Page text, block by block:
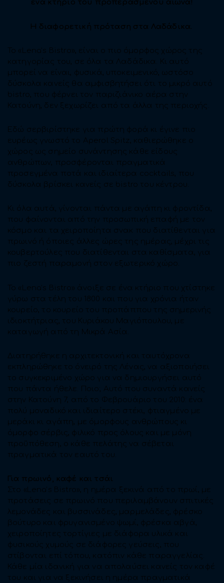
ένα κτήριο του προπερασμένου αιώνα!
Η διαφορετική πρόταση στα Λαδάδικα.
Το «Lena’s Bistro», είναι o πιο όμορφος χώρος της
κατηγορίας του, σε όλα τα Λαδάδικα. Κι αυτό
μπορεί να είναι, φυσικά, υποκειμενικό, ωστόσο
δύσκολα κανείς θα αμφισβητήσει ότι το μικρό αυτό
bistro, που φέρνει τον παριζιάνικο αέρα στην
Κατούνη, δεν ξεχωρίζει από τα άλλα της περιοχής.
Εδώ σερβιρίστηκε για πρώτη φορά κι έγινε πιο
ευρέως γνωστό το Aperol Spitz, καθιερώθηκε ο
χώρος ως σημείο συνάντησης κάθε είδους
ανθρώπων, προσφέρονται πραγματικά
προσεγμένα ποτά και ιδιαίτερα cocktails, που
δύσκολα βρίσκει κανείς σε bistro του κέντρου.
Kι όλα αυτά, γίνονται πάντα με αγάπη κι φροντίδα,
που φαίνονται από την προσωπική επαφή με τον
κόσμο και τα χειροποίητα σνακ που διατίθενται για
πρωινό ή όποιες άλλες ώρες της ημέρας, μέχρι τις
κουβερτούλες που διατίθενται στα καθίσματα, για
πιο ζεστή παραμονή στον εξωτερικό χώρο.
Το «Lena’s Bistro» άνοιξε σε ένα κτήριο που χτίστηκε
γύρω στα τέλη του 1800 και που για χρόνια ήταν
κουρείο, το κουρείο του προπάππου της σημερινής
ιδιοκτήτριας, του Κυριάκου Μαγιόπουλου, με
καταγωγή από τη Μικρά Ασία.
Διατηρήθηκε η αρχιτεκτονική και ταυτόχρονα
εκπληρώθηκε το όνειρό της Λένας, να αξιοποιήσει
το συγκεκριμένο χώρο για να δημιουργήσει αυτό
που πάντα ήθελε. Ποιο; Αυτό που συναντά κανείς
στην Κατούνη 7, από το Φεβρουάριο του 2010: ένα
πολύ μοναδικό και ιδιαίτερο στέκι, φτιαγμένο με
μεράκι κι αγάπη, με όμορφους ανθρώπους κι
όμορφο σέρβις, φιλικό προς όλους και με μόνη
προϋπόθεση, ο κάθε πελάτης να σέβεται
πραγματικά τον εαυτό του.
Για πρωινό, καφέ και τσάι
Στο «Lena’s Bistro», η ημέρα ξεκινά από το πρωί, με
προτάσεις σε πρωινό που περιλαμβάνουν σπιτικές
λεμονάδες και βυσσινάδες, μαρμελάδες, φρέσκο
βούτυρο και φρυγανισμένο ψωμί, φρέσκα αβγά,
χειροποίητες τορτίγιες με διάφορα υλικά και
φυσικούς χυμούς σε διάφορες γεύσεις, που
στίβονται επί τόπου, κατόπιν κάθε παραγγελίας.
Κάθε μία ιδανική για να απολαύσει κανείς τον καφέ
του και για να ξεκινήσει η ημέρα πραγματικά